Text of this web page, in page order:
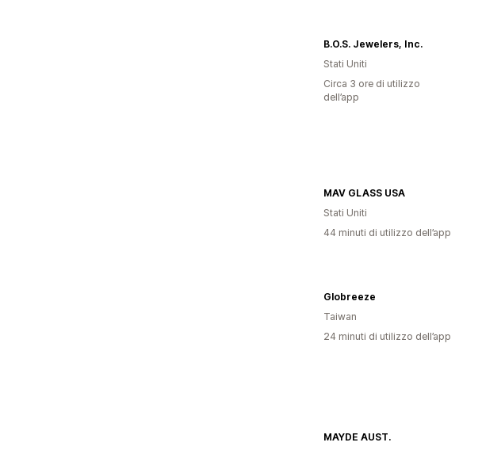
B.O.S. Jewelers, Inc.
Stati Uniti
Circa 3 ore di utilizzo
dell’app
MAV GLASS USA
Stati Uniti
44 minuti di utilizzo dell’app
Globreeze
Taiwan
24 minuti di utilizzo dell’app
MAYDE AUST.